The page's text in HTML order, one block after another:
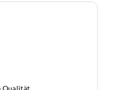
Qualität